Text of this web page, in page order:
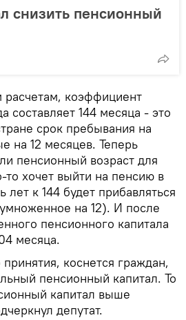
снизить пенсионный
коэффициент
составляет 144 месяца - это
срок пребывания на
на 12 месяцев. Теперь
пенсионный возраст для
то хочет выйти на пенсию в
лет к 144 будет прибавляться
на 12). И после
пенсионного капитала
месяца.
коснется граждан,
пенсионный капитал. То
капитал выше
депутат.